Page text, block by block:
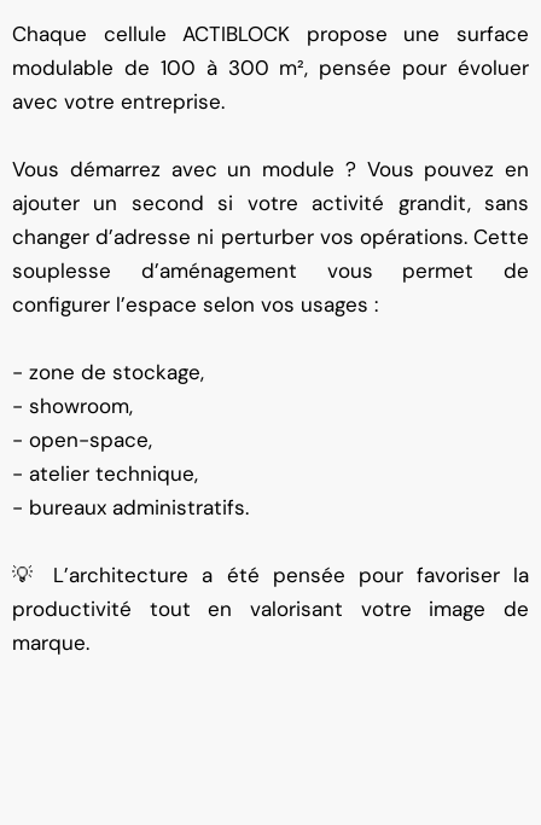
Chaque cellule ACTIBLOCK propose une surface
modulable de 100 à 300 m², pensée pour évoluer
avec votre entreprise.
Vous démarrez avec un module ? Vous pouvez en
ajouter un second si votre activité grandit, sans
changer d’adresse ni perturber vos opérations. Cette
souplesse d’aménagement vous permet de
configurer l’espace selon vos usages :
- zone de stockage,
- showroom,
- open-space,
- atelier technique,
- bureaux administratifs.
💡 L’architecture a été pensée pour favoriser la
productivité tout en valorisant votre image de
marque.